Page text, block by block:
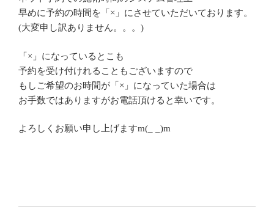
早めに予約の時間を「×」にさせていただいております。
(大変申し訳ありません。。。)
「×」になっているとこも
予約を受け付けれることもございますので
もしご希望のお時間が「×」になっていた場合は
お手数ではありますがお電話頂けると幸いです。
よろしくお願い申し上げますm(_ _)m